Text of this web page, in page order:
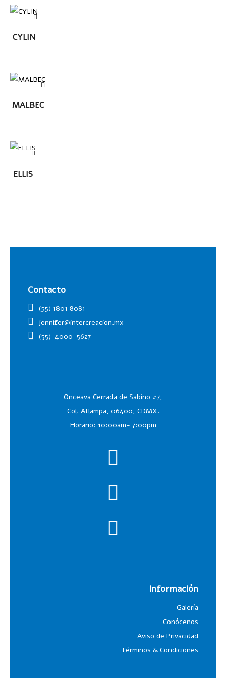
MÁS
CYLIN
MÁS
MALBEC
MÁS
ELLIS
Contacto
(55) 1801 8081
jennifer@intercreacion.mx
(55) 4000-5627
Onceava Cerrada de Sabino #7,
Col. Atlampa, 06400, CDMX.
Horario: 10:00am- 7:00pm
Información
Galería
Conócenos
Aviso de Privacidad
Términos & Condiciones